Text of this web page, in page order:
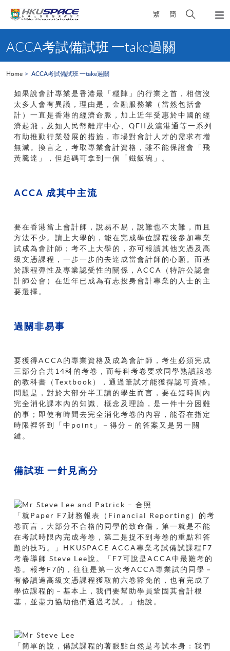
繁 簡
Open
search
content
startACCA考試備試班 一take過關
Home ACCA考試備試班 一take過關
如果說會計專業是香港最「穩陣」的行業之首，相信沒
太多人會有異議，理由是，金融服務業（當然包括會
計）一直是香港的經濟命脈，加上近年受惠於中國的經
濟起飛，及如人民幣離岸中心、QFII及滬港通等一系列
有助推動行業發展的措施，市場對會計人才的需求有增
無減。換言之，考取專業會計資格，雖不能保證會「飛
黃騰達」，但起碼可拿到一個「鐵飯碗」。
ACCA 成其中主流
要在香港當上會計師，說易不易，說難也不太難，而且
方法不少。讀上大學的，能在完成學位課程後參加專業
試成為會計師；考不上大學的，亦可報讀其他文憑及高
級文憑課程，一步一步的去達成當會計師的心願。而基
於課程彈性及專業認受性的關係，ACCA（特許公認會
計師公會）在近年已成為有志投身會計專業的人士的主
要選擇。
過關非易事
要獲得ACCA的專業資格及成為會計師，考生必須完成
三部分合共14科的考卷，而每科考卷要求同學熟讀該卷
的教科書（Textbook），通過筆試才能獲得認可資格。
問題是，對於大部分半工讀的學生而言，要在短時間內
完全消化課本內的知識、概念及理論，是一件十分困難
的事；即使有時間去完全消化考卷的內容，能否在指定
時限裡答到「中point」－得分－的答案又是另一關
鍵。
備試班 一針見高分
「就Paper F7財務報表（Financial Reporting）的考
卷而言，大部分不合格的同學的致命傷，第一就是不能
在考試時限內完成考卷，第二是捉不到考卷的重點和答
題的技巧。」HKUSPACE ACCA專業考試備試課程F7
考卷導師 Steve Lee說。「F7可說是ACCA中最難考的
卷。報考F7的，往往是第一次考ACCA專業試的同學－
有修讀過高級文憑課程獲取前六卷豁免的，也有完成了
學位課程的－基本上，我們要幫助學員鞏固其會計根
基，並盡力協助他們通過考試。」他說。
「簡單的說，備試課程的著眼點自然是考試本身：我們